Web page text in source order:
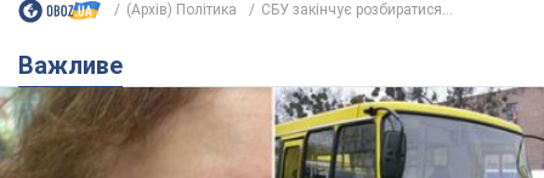
(Архів) Політика СБУ закінчує розбиратися...
Важливе